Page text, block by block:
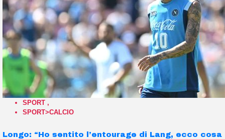
SPORT ,
SPORT>CALCIO
Longo: “Ho sentito l’entourage di Lang, ecco cosa